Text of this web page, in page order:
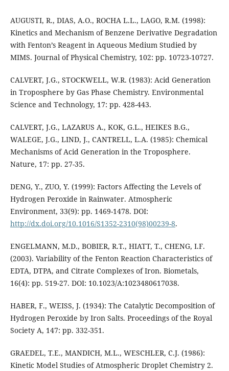
AUGUSTI, R., DIAS, A.O., ROCHA L.L., LAGO, R.M. (1998):
Kinetics and Mechanism of Benzene Derivative Degradation
with Fenton’s Reagent in Aqueous Medium Studied by
MIMS. Journal of Physical Chemistry, 102: pp. 10723-10727.
CALVERT, J.G., STOCKWELL, W.R. (1983): Acid Generation
in Troposphere by Gas Phase Chemistry. Environmental
Science and Technology, 17: pp. 428-443.
CALVERT, J.G., LAZARUS A., KOK, G.L., HEIKES B.G.,
WALEGE, J.G., LIND, J., CANTRELL, L.A. (1985): Chemical
Mechanisms of Acid Generation in the Troposphere.
Nature, 17: pp. 27-35.
DENG, Y., ZUO, Y. (1999): Factors Affecting the Levels of
Hydrogen Peroxide in Rainwater. Atmospheric
Environment, 33(9): pp. 1469-1478. DOI:
http://dx.doi.org/10.1016/S1352-2310(98)00239-8.
ENGELMANN, M.D., BOBIER, R.T., HIATT, T., CHENG, I.F.
(2003). Variability of the Fenton Reaction Characteristics of
EDTA, DTPA, and Citrate Complexes of Iron. Biometals,
16(4): pp. 519-27. DOI: 10.1023/A:1023480617038.
HABER, F., WEISS, J. (1934): The Catalytic Decomposition of
Hydrogen Peroxide by Iron Salts. Proceedings of the Royal
Society A, 147: pp. 332-351.
GRAEDEL, T.E., MANDICH, M.L., WESCHLER, C.J. (1986):
Kinetic Model Studies of Atmospheric Droplet Chemistry 2.